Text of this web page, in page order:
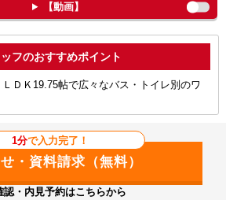
【動画】
ポイント
ＤＫ19.75帖で広々なバス・トイレ別のワ
1分で入力完了！
認・内見予約はこちらから